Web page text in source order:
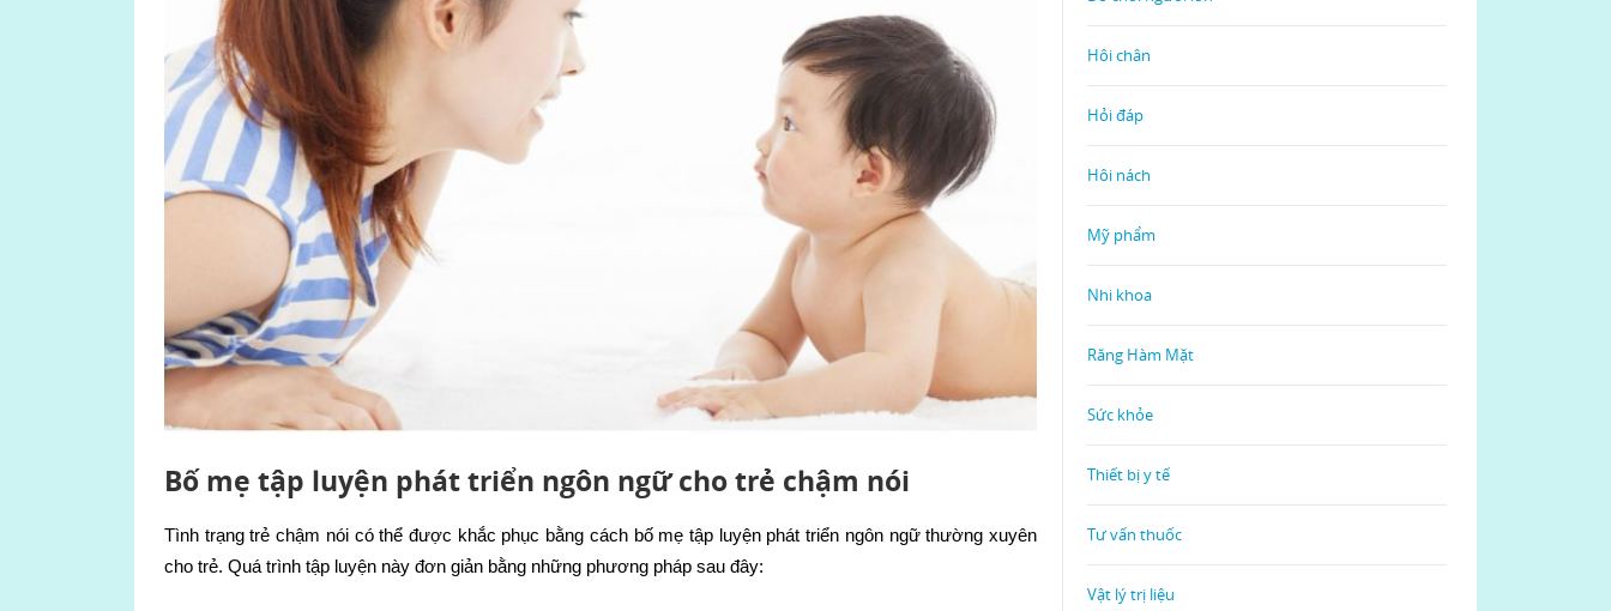
Bố mẹ tập luyện phát triển ngôn ngữ cho trẻ chậm nói
Tình trạng trẻ chậm nói có thể được khắc phục bằng cách bố mẹ tập luyện phát triển ngôn ngữ thường xuyên
cho trẻ. Quá trình tập luyện này đơn giản bằng những phương pháp sau đây:
Hôi chân
Hỏi đáp
Hôi nách
Mỹ phẩm
Nhi khoa
Răng Hàm Mặt
Sức khỏe
Thiết bị y tế
Tư vấn thuốc
Vật lý trị liệu